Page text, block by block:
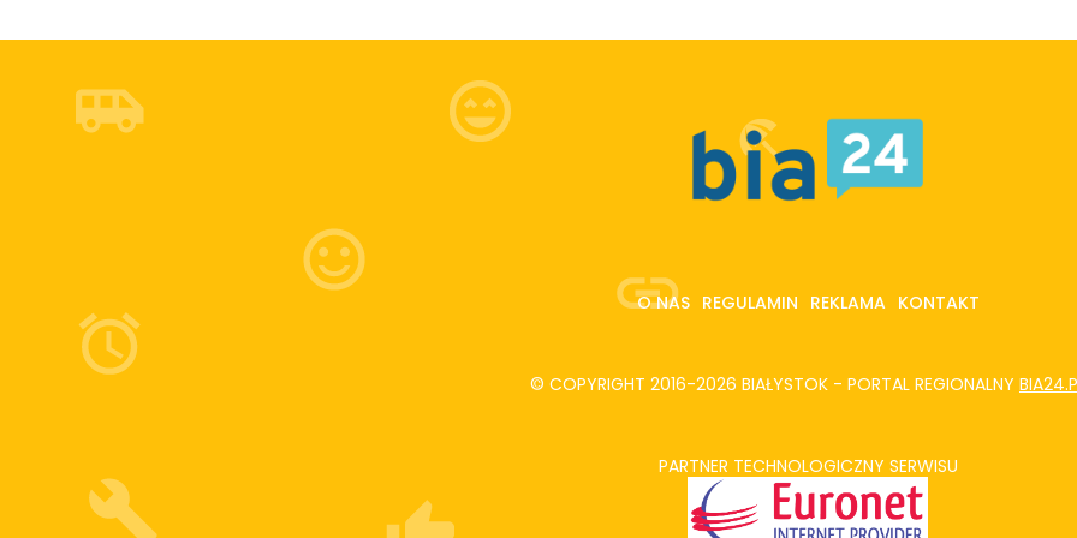
O NAS REGULAMIN REKLAMA KONTAKT
© COPYRIGHT 2016-2026 BIAŁYSTOK - PORTAL REGIONALNY
PARTNER TECHNOLOGICZNY SERWISU